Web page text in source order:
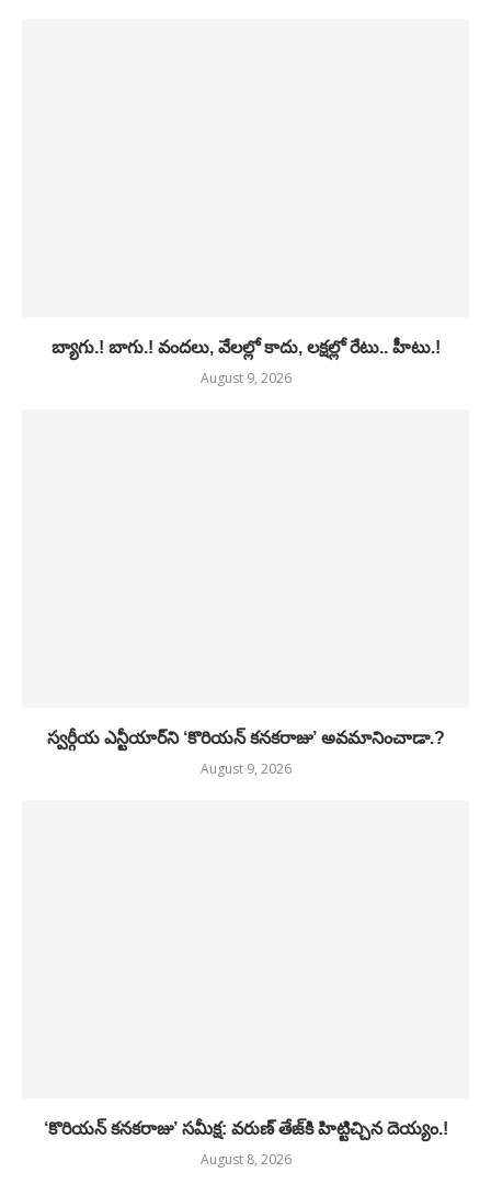
బ్యాగు.! బాగు.! వందలు, వేలల్లో కాదు, లక్షల్లో రేటు.. హీటు.!
August 9, 2026
స్వర్గీయ ఎన్టీయార్‌ని ‘కొరియన్ కనకరాజు’ అవమానించాడా.?
August 9, 2026
‘కొరియన్ కనకరాజు’ సమీక్ష: వరుణ్ తేజ్‌కి హిట్టిచ్చిన దెయ్యం.!
August 8, 2026